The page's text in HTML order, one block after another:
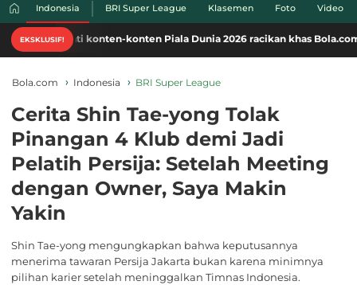
Indonesia BRI Super League Klasemen Foto Video
EKSKLUSIF!
konten-konten Piala Dunia 2026 racikan khas Bola.com. Klik di sini!
Bola.com Indonesia BRI Super League
Cerita Shin Tae-yong Tolak
Pinangan 4 Klub demi Jadi
Pelatih Persija: Setelah Meeting
dengan Owner, Saya Makin
Yakin
Shin Tae-yong mengungkapkan bahwa keputusannya
menerima tawaran Persija Jakarta bukan karena minimnya
pilihan karier setelah meninggalkan Timnas Indonesia.